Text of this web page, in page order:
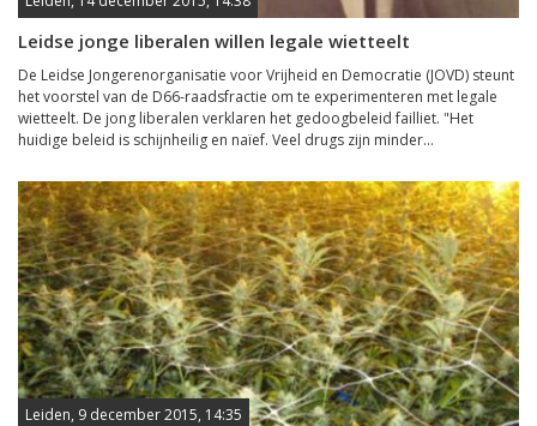
Leidse jonge liberalen willen legale wietteelt
De Leidse Jongerenorganisatie voor Vrijheid en Democratie (JOVD) steunt
het voorstel van de D66-raadsfractie om te experimenteren met legale
wietteelt. De jong liberalen verklaren het gedoogbeleid failliet. "Het
huidige beleid is schijnheilig en naïef. Veel drugs zijn minder...
Leiden, 9 december 2015, 14:35